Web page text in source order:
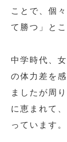
ことで、個
て勝つ」と
中学時代、
の体力差を
ましたが周
に恵まれて
っています。